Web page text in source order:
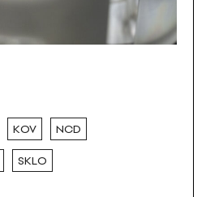
KOV NCD
SKLO